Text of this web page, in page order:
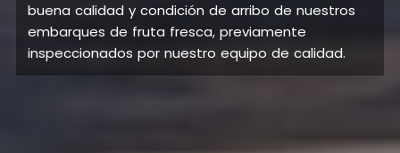
buena calidad y condición de arribo de nuestros
embarques de fruta fresca, previamente
inspeccionados por nuestro equipo de calidad.